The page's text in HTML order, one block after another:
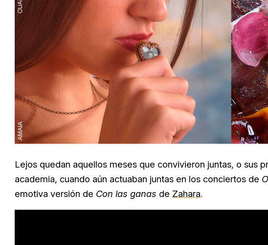
Lejos quedan aquellos meses que convivieron juntas, o sus
academia, cuando aún actuaban juntas en los conciertos de
emotiva versión de Con las ganas de Zahara.